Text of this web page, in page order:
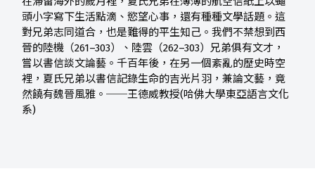
頭小字寫下生活點滴、慾望心事，還有種種文學話題。這
對兄弟志同道合，也是難得的平生知己。我們不禁想到西
晉的陸機（261–303）、陸雲（262–303）兄弟俱有文才，
嘗以書信談文論藝。千百年後，在另一個紊亂的歷史時空
裡，夏氏兄弟以書信記錄生命的吉光片羽，兼論文藝，竟
然饒有魏晉風雅。──王德威教授(哈佛大學東亞語言文化
系)